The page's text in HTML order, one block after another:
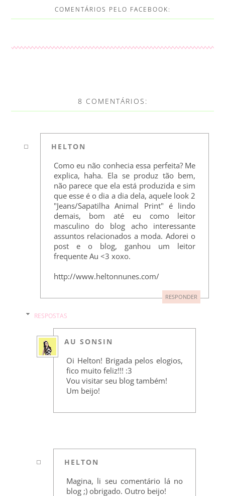
COMENTÁRIOS PELO FACEBOOK:
8 COMENTÁRIOS:
HELTON
Como eu não conhecia essa perfeita? Me
explica, haha. Ela se produz tão bem,
não parece que ela está produzida e sim
que esse é o dia a dia dela, aquele look 2
"Jeans/Sapatilha Animal Print" é lindo
demais, bom até eu como leitor
masculino do blog acho interessante
assuntos relacionados a moda. Adorei o
post e o blog, ganhou um leitor
frequente Au <3 xoxo.
http://www.heltonnunes.com/
RESPONDER
RESPOSTAS
AU SONSIN
Oi Helton! Brigada pelos elogios,
fico muito feliz!!! :3
Vou visitar seu blog também!
Um beijo!
HELTON
Magina, li seu comentário lá no
blog ;) obrigado. Outro beijo!